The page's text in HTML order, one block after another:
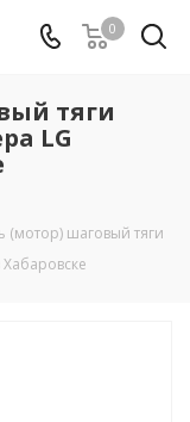
0
тяги
LG
(мотор) шаговый тяги